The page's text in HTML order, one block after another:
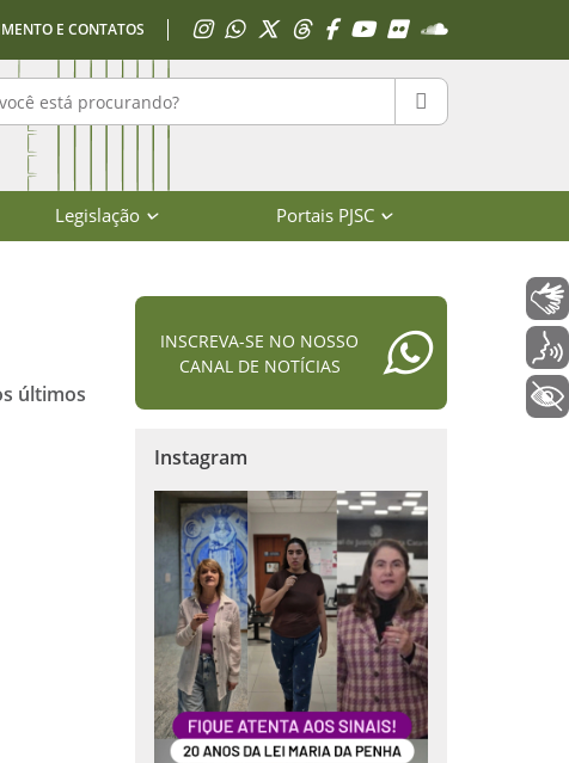
E CONTATOS Acessar Instagram
Acessar WhatsApp
Acessar XAcessar Threads
Acessar Facebook
Acessar YouTube
Acessar Flickr
Acessar
no portal PESQUISAR
Legislação Portais PJSC
últimos
INSCREVA-SE NO NOSSO
CANAL DE NOTÍCIAS
Instagram
Libras
+ Acessibilidade